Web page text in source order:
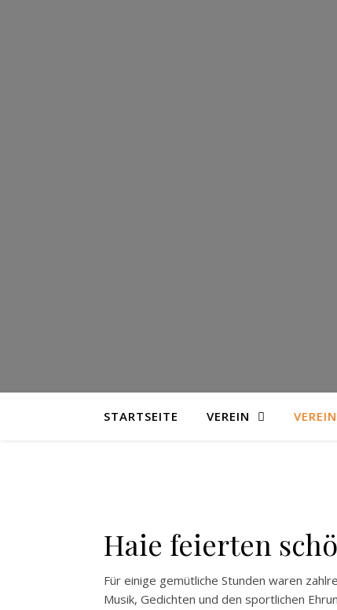
STARTSEITE VEREIN
Haie feierten
Für einige gemütliche Stunden waren
Musik, Gedichten und den sportlichen